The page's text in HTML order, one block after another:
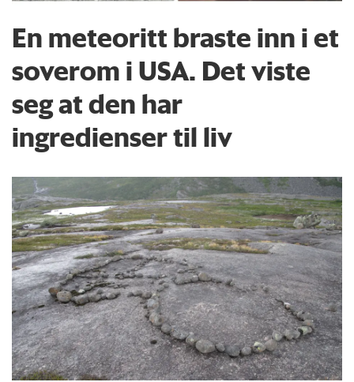
En meteoritt braste inn i et
soverom i USA. Det viste
seg at den har
ingredienser til liv